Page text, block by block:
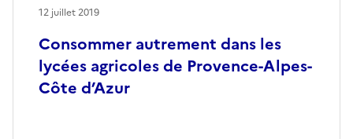
Consommer autrement dans les
lycées agricoles de Provence-Alpes-
Côte d’Azur
12 juillet 2019